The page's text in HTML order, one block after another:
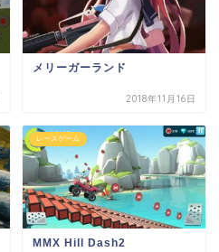
メリーガーランド
2018年11月16日
レースゲーム
MMX Hill Dash2